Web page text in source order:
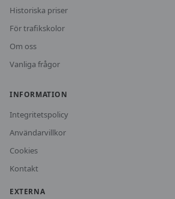
Historiska priser
För trafikskolor
Om oss
Vanliga frågor
INFORMATION
Integritetspolicy
Användarvillkor
Cookies
Kontakt
EXTERNA